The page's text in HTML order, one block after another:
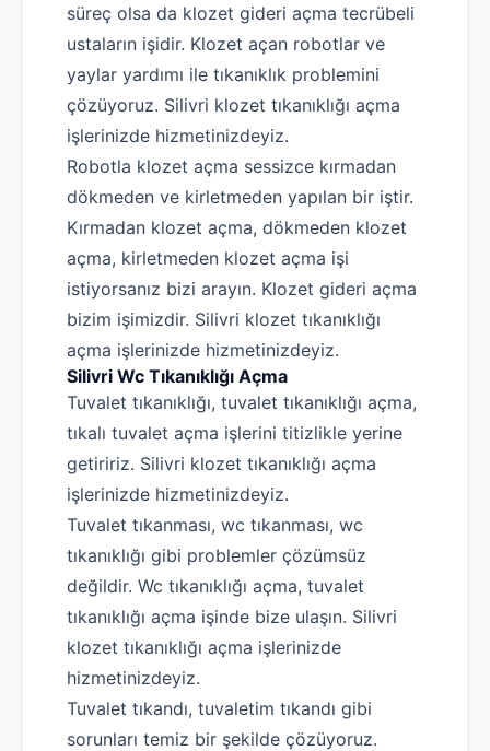
süreç olsa da klozet gideri açma tecrübeli
ustaların işidir. Klozet açan robotlar ve
yaylar yardımı ile tıkanıklık problemini
çözüyoruz. Silivri klozet tıkanıklığı açma
işlerinizde hizmetinizdeyiz.
Robotla klozet açma sessizce kırmadan
dökmeden ve kirletmeden yapılan bir iştir.
Kırmadan klozet açma, dökmeden klozet
açma, kirletmeden klozet açma işi
istiyorsanız bizi arayın. Klozet gideri açma
bizim işimizdir. Silivri klozet tıkanıklığı
açma işlerinizde hizmetinizdeyiz.
Silivri Wc Tıkanıklığı Açma
Tuvalet tıkanıklığı, tuvalet tıkanıklığı açma,
tıkalı tuvalet açma işlerini titizlikle yerine
getiririz. Silivri klozet tıkanıklığı açma
işlerinizde hizmetinizdeyiz.
Tuvalet tıkanması, wc tıkanması, wc
tıkanıklığı gibi problemler çözümsüz
değildir. Wc tıkanıklığı açma, tuvalet
tıkanıklığı açma işinde bize ulaşın. Silivri
klozet tıkanıklığı açma işlerinizde
hizmetinizdeyiz.
Tuvalet tıkandı, tuvaletim tıkandı gibi
sorunları temiz bir şekilde çözüyoruz.